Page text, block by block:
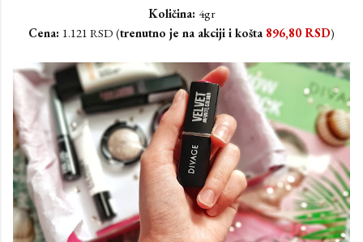
Količina: 4gr
Cena: 1.121 RSD (trenutno je na akciji i košta 896,80 RSD)